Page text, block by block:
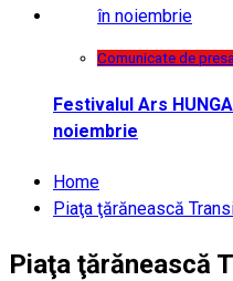
Comunicate de
Festivalul Ars
noiembrie
Home
Piaţa ţărănească
Piaţa ţărănească